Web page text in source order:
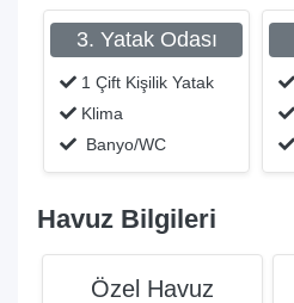
3. Yatak Odası
1 Çift Kişilik Yatak
Klima
Banyo/WC
Havuz Bilgileri
Özel Havuz